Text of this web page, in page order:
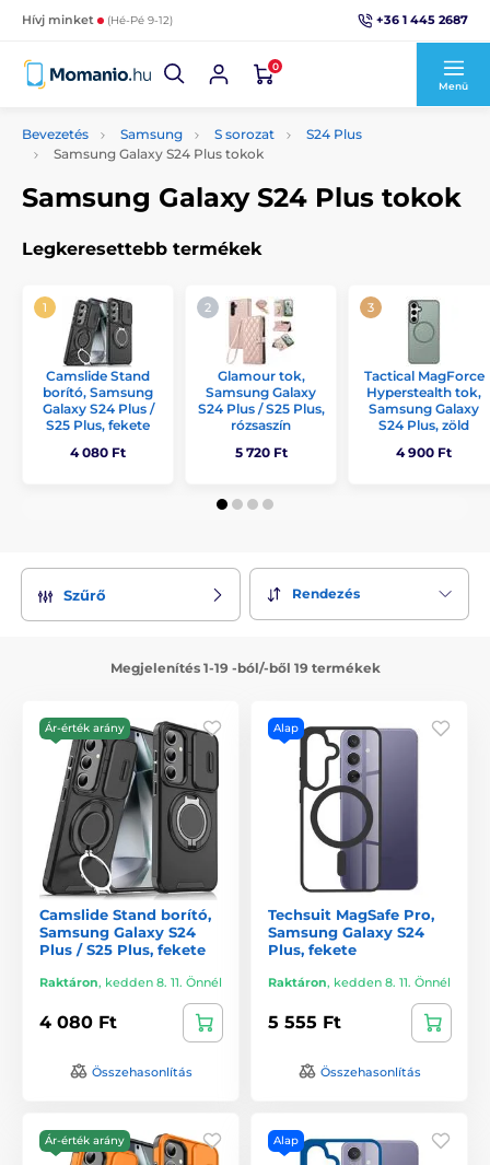
Hívj minket (Hé-Pé 9-12) +36 1 445 2687
0
Menü
Bevezetés Samsung S sorozat
S24 Plus
Samsung Galaxy S24 Plus tokok
Samsung Galaxy S24 Plus tokok
Legkeresettebb termékek
Camslide Stand
borító, Samsung
Galaxy S24 Plus /
S25 Plus, fekete
4 080 Ft
Glamour tok,
Samsung Galaxy
S24 Plus / S25 Plus,
rózsaszín
5 720 Ft
Tactical MagForce
Hyperstealth tok,
Samsung Galaxy
S24 Plus, zöld
4 900 Ft
Szűrő Rendezés
Megjelenítés 1-19 -ból/-ből 19 termékek
Ár-érték arány
Camslide Stand borító,
Samsung Galaxy S24
Plus / S25 Plus, fekete
Raktáron, kedden 8. 11. Önnél
4 080 Ft
Összehasonlítás
Alap
Techsuit MagSafe Pro,
Samsung Galaxy S24
Plus, fekete
Raktáron, kedden 8. 11. Önnél
5 555 Ft
Összehasonlítás
Ár-érték arány Alap